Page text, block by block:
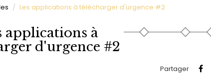
Les applications à télécharger d'urgence #2
applications à
d'urgence #2
Partager